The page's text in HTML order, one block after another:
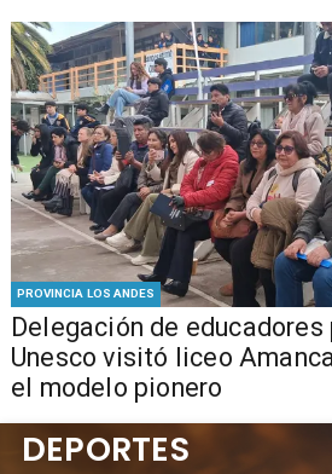
PROVINCIA LOS ANDES
Delegación de educadores
Unesco visitó liceo
el modelo pionero
DEPORTES